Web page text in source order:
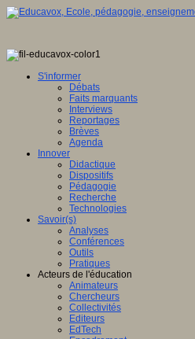
S'informer
Débats
Faits marquants
Interviews
Reportages
Brèves
Agenda
Innover
Didactique
Dispositifs
Pédagogie
Recherche
Technologies
Savoir(s)
Analyses
Conférences
Outils
Pratiques
Acteurs de l'éducation
Animateurs
Chercheurs
Collectivités
Editeurs
EdTech